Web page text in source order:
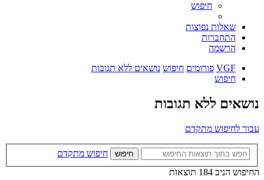
חיפוש
שאלות נפוצות
התחברות
הרשמה
VGF פורומים חיפוש נושאים ללא תגובות
חיפוש
נושאים ללא תגובות
עבור לחיפוש מתקדם
חיפוש
חיפוש מתקדם
החיפוש הניב 184 תוצאות